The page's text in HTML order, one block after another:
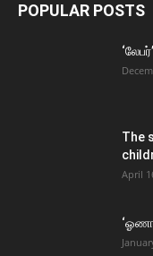
POPULAR POSTS
The
April